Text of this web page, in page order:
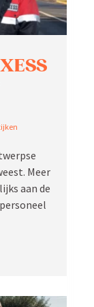
Meer
aan de